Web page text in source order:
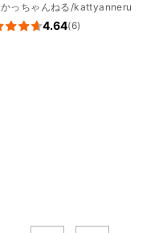
かっちゃんねる/kattyanneru
4.64(6)